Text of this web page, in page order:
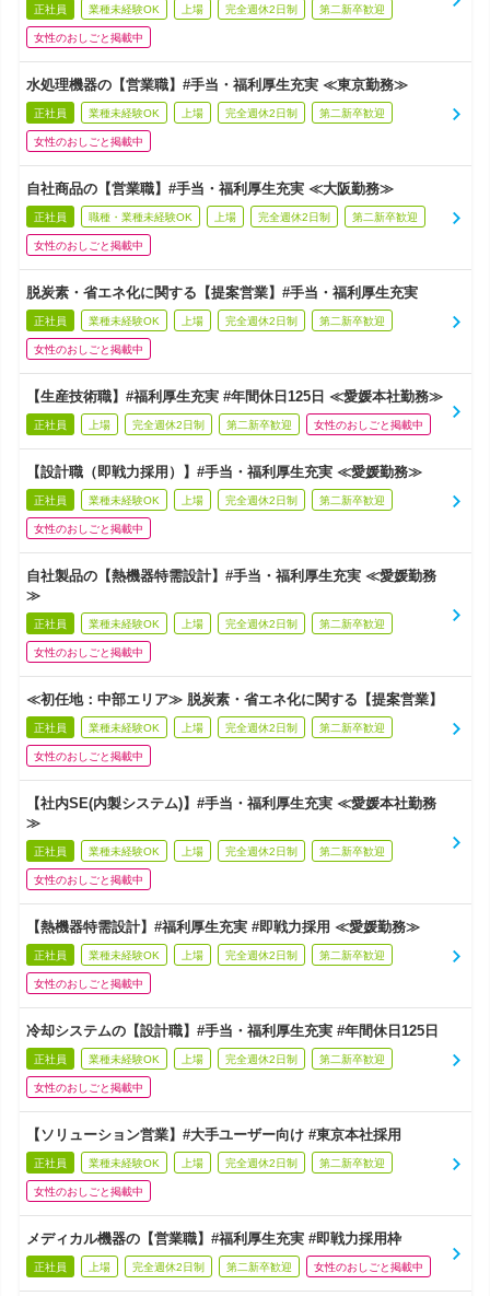
正社員 業種未経験OK 上場 完全週休2日制 第二新卒歓迎
女性のおしごと掲載中
水処理機器の【営業職】#手当・福利厚生充実 ≪東京勤務≫
正社員 業種未経験OK 上場 完全週休2日制 第二新卒歓迎
女性のおしごと掲載中
自社商品の【営業職】#手当・福利厚生充実 ≪大阪勤務≫
正社員 職種・業種未経験OK 上場 完全週休2日制 第二新卒歓迎
女性のおしごと掲載中
脱炭素・省エネ化に関する【提案営業】#手当・福利厚生充実
正社員 業種未経験OK 上場 完全週休2日制 第二新卒歓迎
女性のおしごと掲載中
【生産技術職】#福利厚生充実 #年間休日125日 ≪愛媛本社勤務≫
正社員 上場 完全週休2日制 第二新卒歓迎 女性のおしごと掲載中
【設計職（即戦力採用）】#手当・福利厚生充実 ≪愛媛勤務≫
正社員 業種未経験OK 上場 完全週休2日制 第二新卒歓迎
女性のおしごと掲載中
自社製品の【熱機器特需設計】#手当・福利厚生充実 ≪愛媛勤務
≫
正社員 業種未経験OK 上場 完全週休2日制 第二新卒歓迎
女性のおしごと掲載中
≪初任地：中部エリア≫ 脱炭素・省エネ化に関する【提案営業】
正社員 業種未経験OK 上場 完全週休2日制 第二新卒歓迎
女性のおしごと掲載中
【社内SE(内製システム)】#手当・福利厚生充実 ≪愛媛本社勤務
≫
正社員 業種未経験OK 上場 完全週休2日制 第二新卒歓迎
女性のおしごと掲載中
【熱機器特需設計】#福利厚生充実 #即戦力採用 ≪愛媛勤務≫
正社員 業種未経験OK 上場 完全週休2日制 第二新卒歓迎
女性のおしごと掲載中
冷却システムの【設計職】#手当・福利厚生充実 #年間休日125日
正社員 業種未経験OK 上場 完全週休2日制 第二新卒歓迎
女性のおしごと掲載中
【ソリューション営業】#大手ユーザー向け #東京本社採用
正社員 業種未経験OK 上場 完全週休2日制 第二新卒歓迎
女性のおしごと掲載中
メディカル機器の【営業職】#福利厚生充実 #即戦力採用枠
正社員 上場 完全週休2日制 第二新卒歓迎 女性のおしごと掲載中